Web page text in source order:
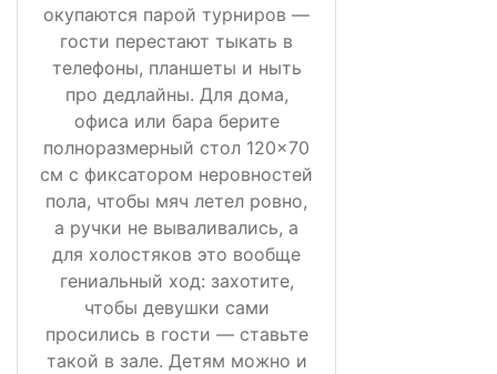
окупаются парой турниров —
гости перестают тыкать в
телефоны, планшеты и ныть
про дедлайны. Для дома,
офиса или бара берите
полноразмерный стол 120×70
см с фиксатором неровностей
пола, чтобы мяч летел ровно,
а ручки не вываливались, а
для холостяков это вообще
гениальный ход: захотите,
чтобы девушки сами
просились в гости — ставьте
такой в зале. Детям можно и